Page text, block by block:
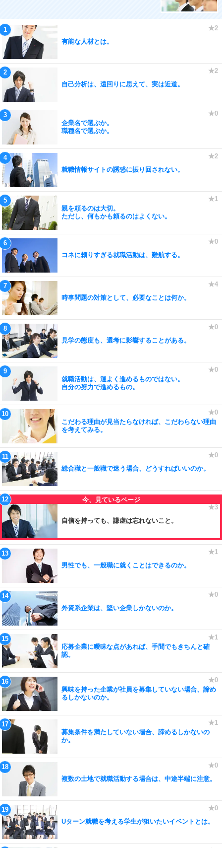
有能な人材とは。
自己分析は、遠回りに思えて、実は近道。
企業名で選ぶか。
職種名で選ぶか。
就職情報サイトの誘惑に振り回されない。
親を頼るのは大切。
ただし、何もかも頼るのはよくない。
コネに頼りすぎる就職活動は、難航する。
時事問題の対策として、必要なことは何か。
見学の態度も、選考に影響することがある。
就職活動は、運よく進めるものではない。
自分の努力で進めるもの。
こだわる理由が見当たらなければ、こだわらない理由
を考えてみる。
総合職と一般職で迷う場合、どうすればいいのか。
自信を持っても、謙虚は忘れないこと。
男性でも、一般職に就くことはできるのか。
外資系企業は、堅い企業しかないのか。
応募企業に曖昧な点があれば、手間でもきちんと確
認。
興味を持った企業が社員を募集していない場合、諦め
るしかないのか。
募集条件を満たしていない場合、諦めるしかないの
か。
複数の土地で就職活動する場合は、中途半端に注意。
Uターン就職を考える学生が狙いたいイベントとは。